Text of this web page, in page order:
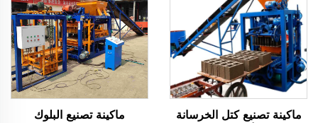
ماكينة تصنيع كتل الخرسانة
ماكينة تصنيع البلوك